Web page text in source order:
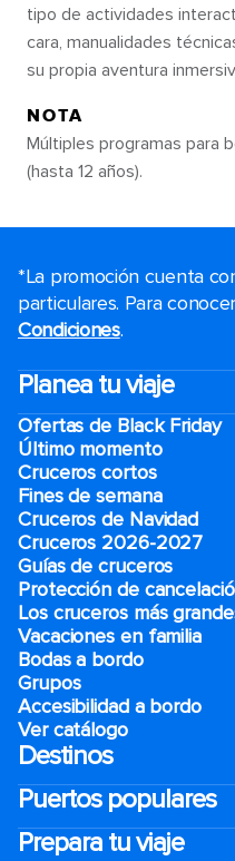
tipo de actividades
cara, manualidades
su propia aventura
NOTA
Múltiples programas para
(hasta 12 años).
*La promoción cuenta
particulares. Para
Condiciones.
Planea tu viaje
Ofertas de Black Friday
Último momento
Cruceros cortos
Fines de semana
Cruceros de Navidad
Cruceros 2026-2027
Guías de cruceros
Protección de
Los cruceros más
Vacaciones en familia
Bodas a bordo
Grupos
Accesibilidad a bordo
Ver catálogo
Destinos
Puertos populares
Prepara tu viaje